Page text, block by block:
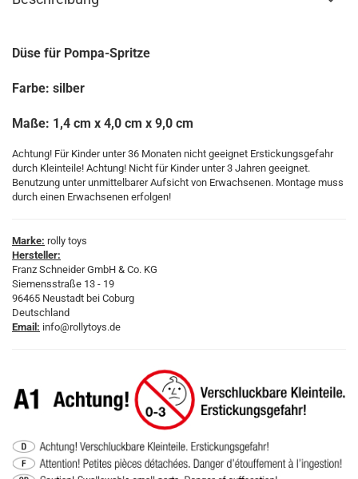
Düse für Pompa-Spritze
Farbe: silber
Maße: 1,4 cm x 4,0 cm x 9,0 cm
Achtung! Für Kinder unter 36 Monaten nicht geeignet Erstickungsgefahr
durch Kleinteile! Achtung! Nicht für Kinder unter 3 Jahren geeignet.
Benutzung unter unmittelbarer Aufsicht von Erwachsenen. Montage muss
durch einen Erwachsenen erfolgen!
Marke: rolly toys
Hersteller:
Franz Schneider GmbH & Co. KG
Siemensstraße 13 - 19
96465 Neustadt bei Coburg
Deutschland
Email: info@rollytoys.de